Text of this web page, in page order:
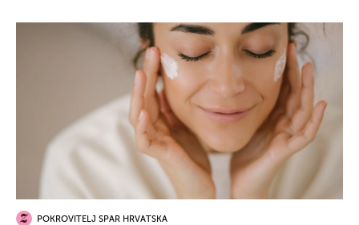
POKROVITELJ SPAR HRVATSKA